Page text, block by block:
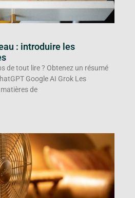
: introduire les
de tout lire ? Obtenez un résumé
Google AI Grok Les
de